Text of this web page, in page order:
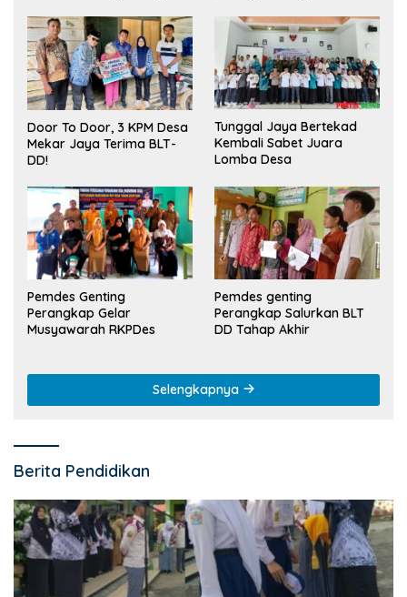
Door To Door, 3 KPM Desa
Mekar Jaya Terima BLT-
DD!
Tunggal Jaya Bertekad
Kembali Sabet Juara
Lomba Desa
Pemdes Genting
Perangkap Gelar
Musyawarah RKPDes
Pemdes genting
Perangkap Salurkan BLT
DD Tahap Akhir
Selengkapnya
Berita Pendidikan